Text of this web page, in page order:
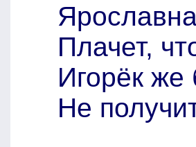
Плачет,
Игорёк же
Не